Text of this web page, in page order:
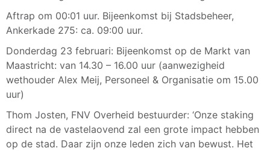
Aftrap om 00:01 uur. Bijeenkomst bij Stadsbeheer,
Ankerkade 275: ca. 09:00 uur.
Donderdag 23 februari: Bijeenkomst op de Markt van
Maastricht: van 14.30 – 16.00 uur (aanwezigheid
wethouder Alex Meij, Personeel & Organisatie om 15.00
uur)
Thom Josten, FNV Overheid bestuurder: ‘Onze staking
direct na de vastelaovend zal een grote impact hebben
op de stad. Daar zijn onze leden zich van bewust. Het